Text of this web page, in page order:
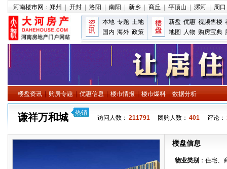
河南楼市网 ： 郑州 开封 洛阳 南阳 新乡 商丘 平顶山 漯河 周口
本地 专题 土地
国内 海外 政策
新盘 优惠 视频售楼
地图
人物 购房宝典
楼盘资讯 购房专题 优惠信息 楼市情报 楼市爆料 数据分析
谦祥万和城 热销
访问人数： 211791 团购人数： 401 评论：
楼盘信息
物业类别 ：住宅、